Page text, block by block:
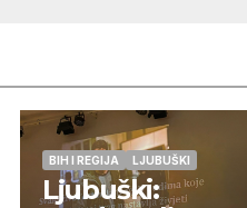
BIH I REGIJA LJUBUŠKI
Ljubuški: